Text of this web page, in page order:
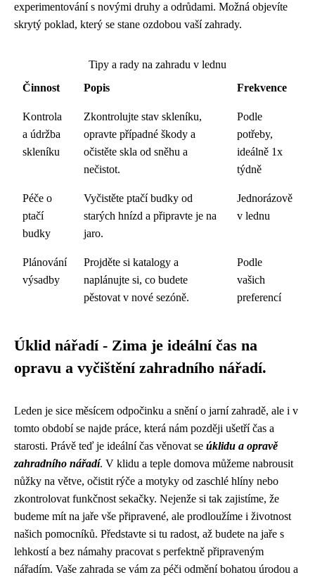
experimentování s novými druhy a odrůdami. Možná objevíte
skrytý poklad, který se stane ozdobou vaší zahrady.
Tipy a rady na zahradu v lednu
Činnost
Popis Frekvence
Kontrola
a údržba
skleníku
Zkontrolujte stav skleníku,
opravte případné škody a
očistěte skla od sněhu a
nečistot.
Podle
potřeby,
ideálně 1x
týdně
Péče o
ptačí
budky
Vyčistěte ptačí budky od
starých hnízd a připravte je na
jaro.
Jednorázově
v lednu
Plánování
výsadby
Projděte si katalogy a
naplánujte si, co budete
pěstovat v nové sezóně.
Podle
vašich
preferencí
Úklid nářadí - Zima je ideální čas na
opravu a vyčištění zahradního nářadí.
Leden je sice měsícem odpočinku a snění o jarní zahradě, ale i v
tomto období se najde práce, která nám později ušetří čas a
starosti. Právě teď je ideální čas věnovat se úklidu a opravě
zahradního nářadí. V klidu a teple domova můžeme nabrousit
nůžky na větve, očistit rýče a motyky od zaschlé hlíny nebo
zkontrolovat funkčnost sekačky. Nejenže si tak zajistíme, že
budeme mít na jaře vše připravené, ale prodloužíme i životnost
našich pomocníků. Představte si tu radost, až budete na jaře s
lehkostí a bez námahy pracovat s perfektně připraveným
nářadím. Vaše zahrada se vám za péči odmění bohatou úrodou a